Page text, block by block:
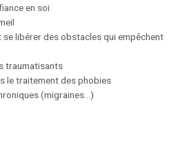
en soi
se libérer des obstacles qui empêchent
traumatisants
le traitement des phobies
(migraines...)